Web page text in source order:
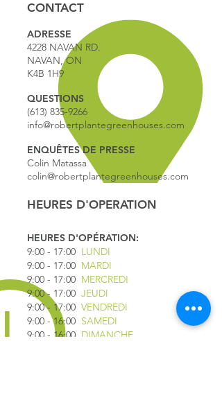
CONTACT
ADRESSE
4228 NAVAN RD.
NAVAN, ON
K4B 1H9
QUESTIONS
(613) 835-9266
info@robertplantegreenhouses.com
ENQUÊTES DE PRESSE
Colin Matassa
colin@robertplantegreenhouses.com
HEURES D'OPERATION
HEURES D'OPÉRATION:
9:00 - 17:00 LUNDI
9:00 - 17:00 MARDI
9:00 - 17:00 MERCREDI
9:00 - 17:00 JEUDI
9:00 - 17:00 VENDREDI
9:00 - 16:00 SAMEDI
9:00 - 16:00 DIMANCHE